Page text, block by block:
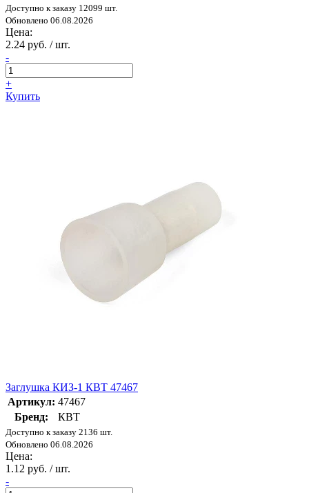
Доступно к заказу 12099 шт.
Обновлено 06.08.2026
Цена:
2.24 руб. / шт.
-
+
Купить
Заглушка КИЗ-1 КВТ 47467
Артикул: 47467
Бренд:
КВТ
Доступно к заказу 2136 шт.
Обновлено 06.08.2026
Цена:
1.12 руб. / шт.
-